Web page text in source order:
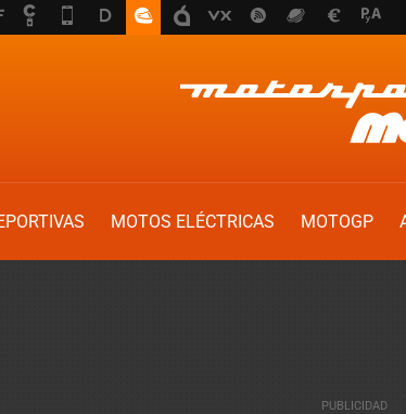
MOTOS ELÉCTRICAS MOTOGP